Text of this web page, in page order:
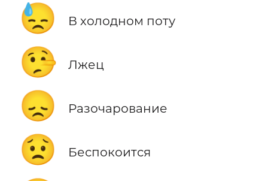
😓 В холодном поту
🤥 Лжец
😞 Разочарование
😟 Беспокоится